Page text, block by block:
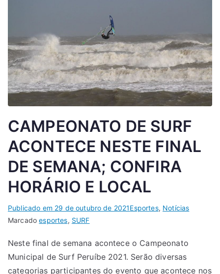
CAMPEONATO DE SURF
ACONTECE NESTE FINAL
DE SEMANA; CONFIRA
HORÁRIO E LOCAL
Publicado em 29 de outubro de 2021Esportes, Notícias
Marcadoesportes, SURF
Neste final de semana acontece o Campeonato
Municipal de Surf Peruíbe 2021. Serão diversas
categorias participantes do evento que acontece nos